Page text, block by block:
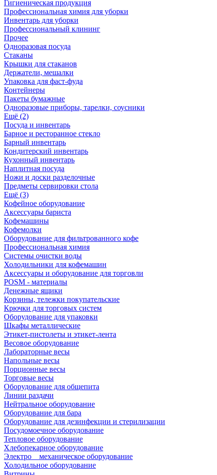
Гигиеническая продукция
Профессиональная химия для уборки
Инвентарь для уборки
Профессиональный клининг
Прочее
Одноразовая посуда
Стаканы
Крышки для стаканов
Держатели, мешалки
Упаковка для фаст-фуда
Контейнеры
Пакеты бумажные
Одноразовые приборы, тарелки, соусники
Ещё (2)
Посуда и инвентарь
Барное и ресторанное стекло
Барный инвентарь
Кондитерский инвентарь
Кухонный инвентарь
Наплитная посуда
Ножи и доски разделочные
Предметы сервировки стола
Ещё (3)
Кофейное оборудование
Аксессуары бариста
Кофемашины
Кофемолки
Оборудование для фильтрованного кофе
Профессиональная химия
Системы очистки воды
Холодильники для кофемашин
Аксессуары и оборудование для торговли
POSM - материалы
Денежные ящики
Корзины, тележки покупательские
Крючки для торговых систем
Оборудование для упаковки
Шкафы металлические
Этикет-пистолеты и этикет-лента
Весовое оборудование
Лабораторные весы
Напольные весы
Порционные весы
Торговые весы
Оборудование для общепита
Линии раздачи
Нейтральное оборудование
Оборудование для бара
Оборудование для дезинфекции и стерилизации
Посудомоечное оборудование
Тепловое оборудование
Хлебопекарное оборудование
Электро _ механическое оборудование
Холодильное оборудование